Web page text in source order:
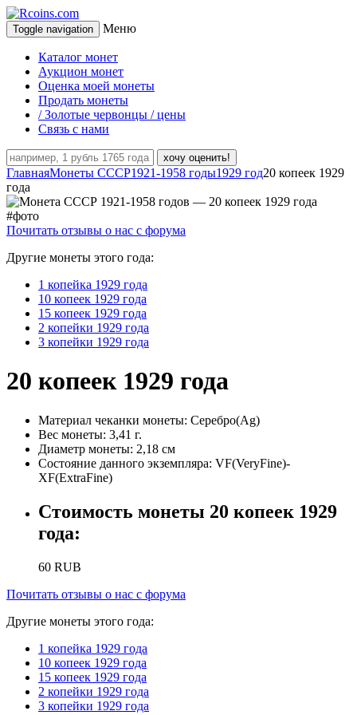
Toggle navigation Меню
Каталог монет
Аукцион монет
Оценка моей монеты
Продать монеты
/ Золотые червонцы / цены
Связь с нами
хочу оценить!
ГлавнаяМонеты СССР1921-1958 годы1929 год20 копеек 1929
года
Почитать отзывы о нас с форума
Другие монеты этого года:
1 копейка 1929 года
10 копеек 1929 года
15 копеек 1929 года
2 копейки 1929 года
3 копейки 1929 года
20 копеек 1929 года
Материал чеканки монеты: Серебро(Ag)
Вес монеты: 3,41 г.
Диаметр монеты: 2,18 см
Состояние данного экземпляра: VF(VeryFine)-
XF(ExtraFine)
Стоимость монеты 20 копеек 1929
года:
60 RUB
Почитать отзывы о нас с форума
Другие монеты этого года:
1 копейка 1929 года
10 копеек 1929 года
15 копеек 1929 года
2 копейки 1929 года
3 копейки 1929 года